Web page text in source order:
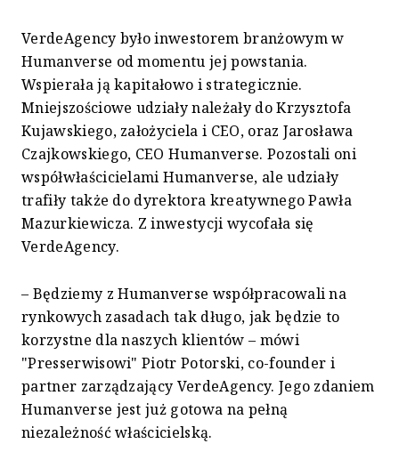
VerdeAgency było inwestorem branżowym w
Humanverse od momentu jej powstania.
Wspierała ją kapitałowo i strategicznie.
Mniejszościowe udziały należały do Krzysztofa
Kujawskiego, założyciela i CEO, oraz Jarosława
Czajkowskiego, CEO Humanverse. Pozostali oni
współwłaścicielami Humanverse, ale udziały
trafiły także do dyrektora kreatywnego Pawła
Mazurkiewicza. Z inwestycji wycofała się
VerdeAgency.
– Będziemy z Humanverse współpracowali na
rynkowych zasadach tak długo, jak będzie to
korzystne dla naszych klientów – mówi
"Presserwisowi" Piotr Potorski, co-founder i
partner zarządzający VerdeAgency. Jego zdaniem
Humanverse jest już gotowa na pełną
niezależność właścicielską.